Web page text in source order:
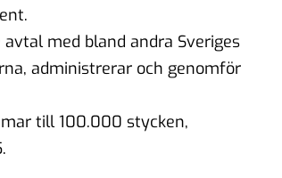
med bland andra Sveriges
administrerar och genomför
till 100.000 stycken,